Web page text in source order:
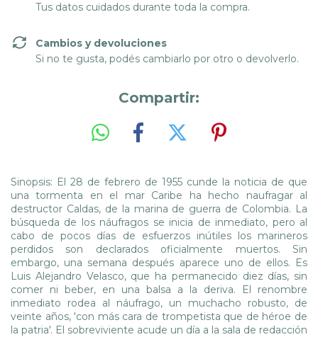
Tus datos cuidados durante toda la compra.
Cambios y devoluciones
Si no te gusta, podés cambiarlo por otro o devolverlo.
Compartir:
Sinopsis: El 28 de febrero de 1955 cunde la noticia de que
una tormenta en el mar Caribe ha hecho naufragar al
destructor Caldas, de la marina de guerra de Colombia. La
búsqueda de los náufragos se inicia de inmediato, pero al
cabo de pocos días de esfuerzos inútiles los marineros
perdidos son declarados oficialmente muertos. Sin
embargo, una semana después aparece uno de ellos. Es
Luis Alejandro Velasco, que ha permanecido diez días, sin
comer ni beber, en una balsa a la deriva. El renombre
inmediato rodea al náufrago, un muchacho robusto, de
veinte años, 'con más cara de trompetista que de héroe de
la patria'. El sobreviviente acude un día a la sala de redacción